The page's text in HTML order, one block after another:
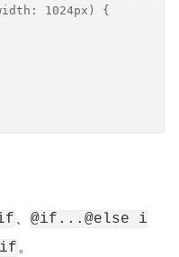
1024px) {
@if...@else i
if 。